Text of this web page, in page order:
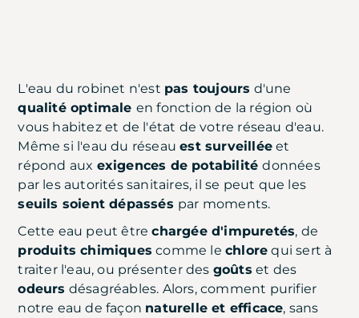
L'eau du robinet n'est pas toujours d'une
qualité optimale en fonction de la région où
vous habitez et de l'état de votre réseau d'eau.
Même si l'eau du réseauest surveillée et
répond aux exigences de potabilitédonnées
par les autorités sanitaires, il se peut que les
seuils soient dépassés par moments.
Cette eau peut êtrechargée d'impuretés, de
produits chimiques comme le chlore qui sert à
traiter l'eau, ou présenter des goûts et des
odeurs désagréables. Alors, comment purifier
notre eau de façon naturelle et efficace, sans